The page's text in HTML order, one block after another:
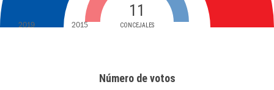
11
CONCEJALES
2019 2015
Número de votos